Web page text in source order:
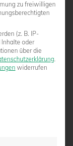
zu freiwilligen
(z. B. IP-
oder
über die
.
widerrufen
die eine